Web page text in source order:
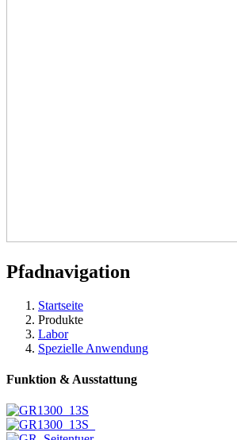
Pfadnavigation
Startseite
Produkte
Labor
Spezielle Anwendung
Funktion & Ausstattung